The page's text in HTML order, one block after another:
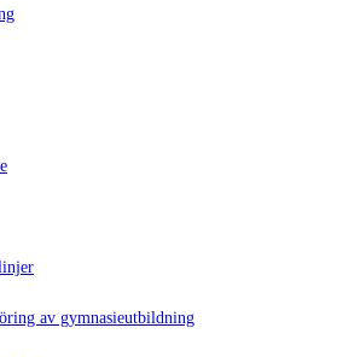
av gymnasieutbildning